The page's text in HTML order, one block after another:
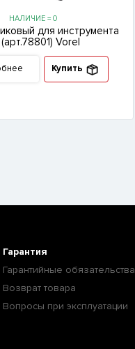
НАЛИЧИЕ = 0
для инструмента
Vorel
Купить
Гарантия
Гарантийные обязательства
Возврат товара
Вопросы при эксплуатации